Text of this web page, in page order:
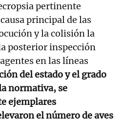
pertinente
principal de las
y la colisión la
posterior inspección
en las líneas
del estado y el grado
normativa, se
ejemplares
el número de aves